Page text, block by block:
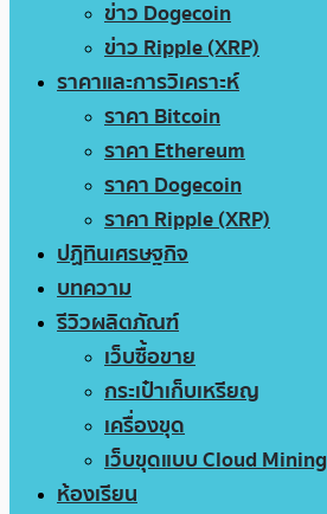
ข่าว Dogecoin
ข่าว Ripple (XRP)
ราคาและการวิเคราะห์
ราคา Bitcoin
ราคา Ethereum
ราคา Dogecoin
ราคา Ripple (XRP)
ปฏิทินเศรษฐกิจ
บทความ
รีวิวผลิตภัณฑ์
เว็บซื้อขาย
กระเป๋าเก็บเหรียญ
เครื่องขุด
เว็บขุดแบบ Cloud Mining
ห้องเรียน